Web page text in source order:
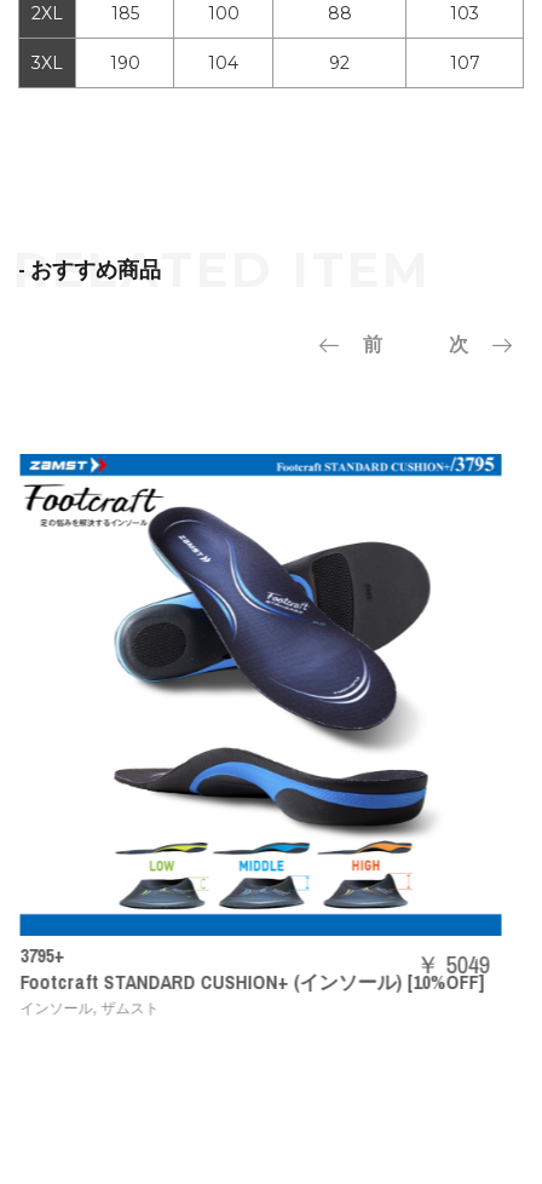
2XL 185 100 88 103
3XL 190 104 92 107
- おすすめ商品
前 次
(インソール) [10%OFF]
パワークッションエアラスZ